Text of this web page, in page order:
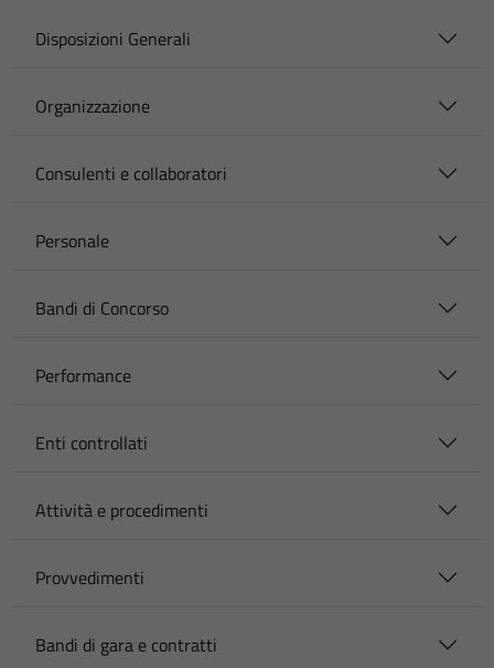
Disposizioni Generali
Organizzazione
Consulenti e collaboratori
Personale
Bandi di Concorso
Performance
Enti controllati
Attività e procedimenti
Provvedimenti
Bandi di gara e contratti